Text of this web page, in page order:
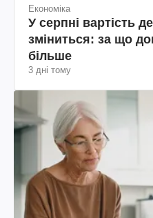
Економіка
У серпні вартість
зміниться: за що
більше
3 дні тому